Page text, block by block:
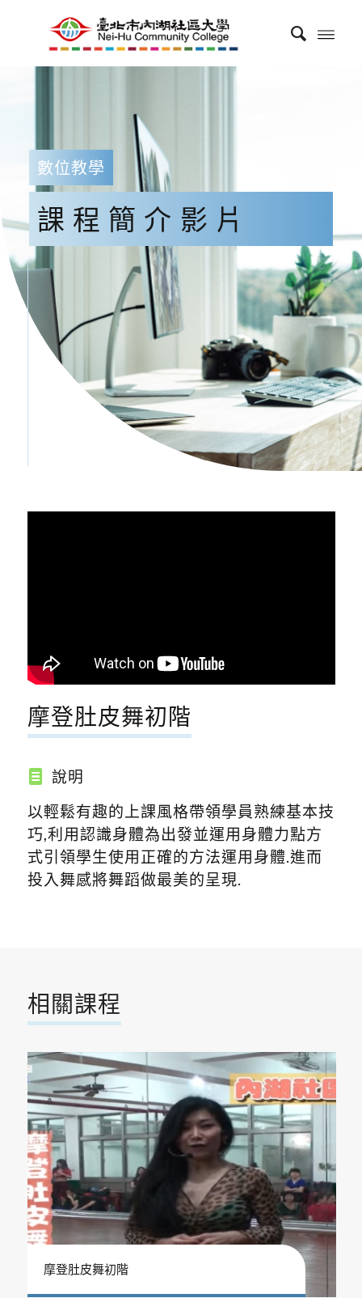
數位教學
課程簡介影片
摩登肚皮舞初階
說明
以輕鬆有趣的上課風格帶領學員熟練基本技
巧,利用認識身體為出發並運用身體力點方
式引領學生使用正確的方法運用身體.進而
投入舞感將舞蹈做最美的呈現.
相關課程
摩登肚皮舞初階